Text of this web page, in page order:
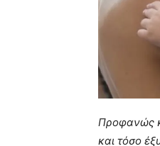
Προφανώς
και τόσο